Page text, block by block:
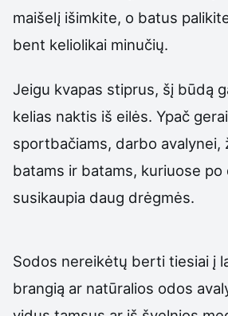
maišelį išimkite, o batus
bent keliolikai minučių.
Jeigu kvapas stiprus, šį būdą
kelias naktis iš eilės. Ypač
sportbačiams, darbo avalynei,
batams ir batams, kuriuose po
susikaupia daug drėgmės.
Sodos nereikėtų berti tiesiai į
brangią ar natūralios odos